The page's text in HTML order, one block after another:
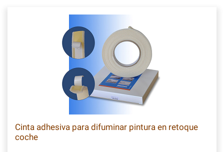
Cinta adhesiva para difuminar pintura en retoque
coche